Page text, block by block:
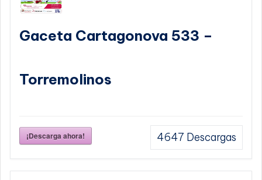
Gaceta Cartagonova 533 –
Torremolinos
¡Descarga ahora! 4647 Descargas